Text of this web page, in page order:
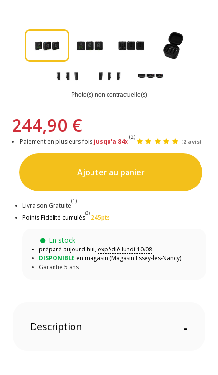
Photo(s) non contractuelle(s)
244,90 €
Paiement en plusieurs fois jusqu'a 84x
(2)
(2 avis)
Ajouter au panier
Livraison Gratuite
(1)
Points Fidélité cumulés
(3)
245pts
En stock
préparé aujourd'hui, expédié lundi 10/08
DISPONIBLE
en magasin (Magasin Essey-les-Nancy)
Garantie 5 ans
Description -